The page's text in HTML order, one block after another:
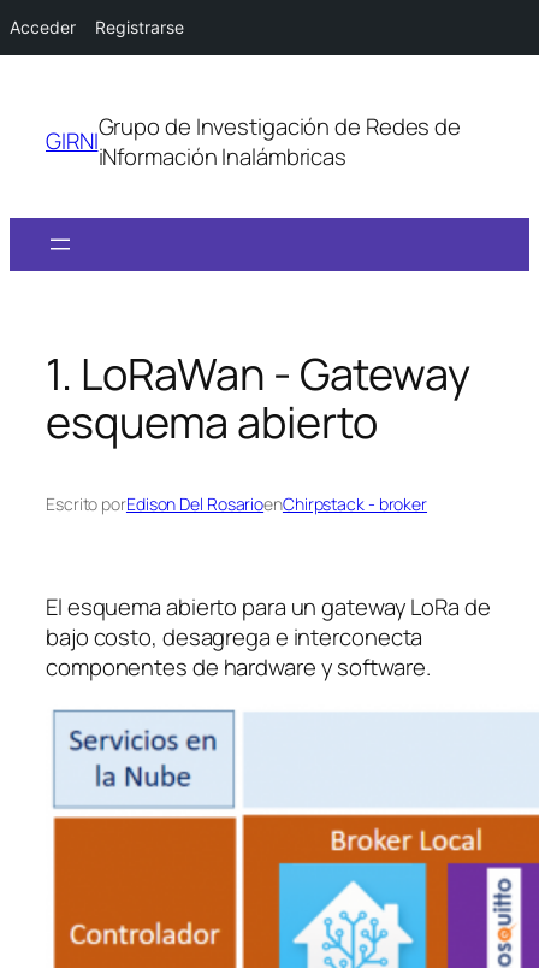
Acceder Registrarse
contenido
GIRNIGrupo de Investigación de Redes de
iNformación Inalámbricas
1. LoRaWan - Gateway
esquema abierto
Escrito porEdison Del RosarioenChirpstack - broker
El esquema abierto para un gateway LoRa de
bajo costo, desagrega e interconecta
componentes de hardware y software.